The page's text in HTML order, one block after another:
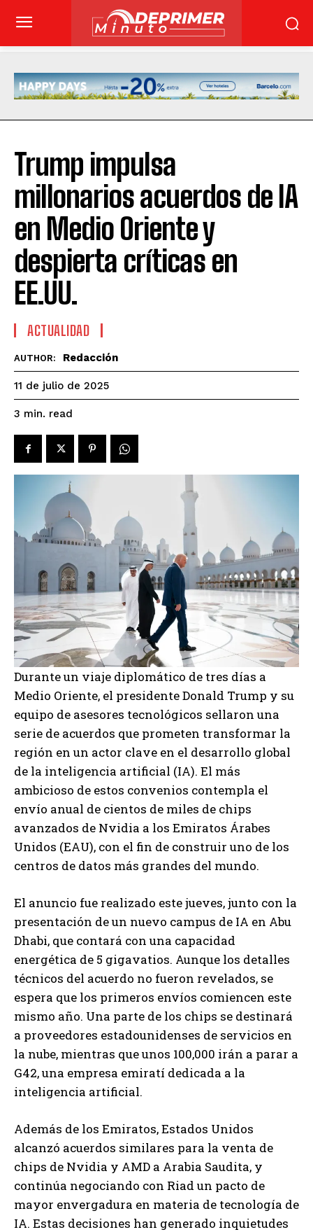
Trump impulsa
millonarios acuerdos de IA
en Medio Oriente y
despierta críticas en
EE.UU.
ACTUALIDAD
AUTHOR: Redacción
11 de julio de 2025
3 min. read
Durante un viaje diplomático de tres días a
Medio Oriente, el presidente Donald Trump y su
equipo de asesores tecnológicos sellaron una
serie de acuerdos que prometen transformar la
región en un actor clave en el desarrollo global
de la inteligencia artificial (IA). El más
ambicioso de estos convenios contempla el
envío anual de cientos de miles de chips
avanzados de Nvidia a los Emiratos Árabes
Unidos (EAU), con el fin de construir uno de los
centros de datos más grandes del mundo.
El anuncio fue realizado este jueves, junto con la
presentación de un nuevo campus de IA en Abu
Dhabi, que contará con una capacidad
energética de 5 gigavatios. Aunque los detalles
técnicos del acuerdo no fueron revelados, se
espera que los primeros envíos comiencen este
mismo año. Una parte de los chips se destinará
a proveedores estadounidenses de servicios en
la nube, mientras que unos 100,000 irán a parar a
G42, una empresa emiratí dedicada a la
inteligencia artificial.
Además de los Emiratos, Estados Unidos
alcanzó acuerdos similares para la venta de
chips de Nvidia y AMD a Arabia Saudita, y
continúa negociando con Riad un pacto de
mayor envergadura en materia de tecnología de
IA. Estas decisiones han generado inquietudes